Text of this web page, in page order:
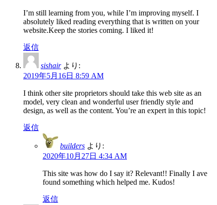
I’m still learning from you, while I’m improving myself. I
absolutely liked reading everything that is written on your
website.Keep the stories coming. I liked it!
返信
sishair より:
2019年5月16日 8:59 AM
I think other site proprietors should take this web site as an
model, very clean and wonderful user friendly style and
design, as well as the content. You’re an expert in this topic!
返信
builders より:
2020年10月27日 4:34 AM
This site was how do I say it? Relevant!! Finally I ave
found something which helped me. Kudos!
返信